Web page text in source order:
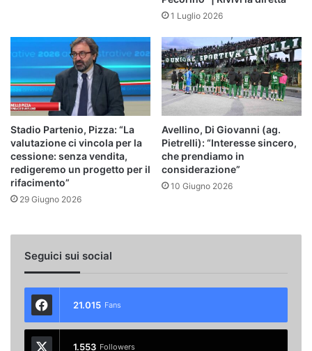
1 Luglio 2026
Stadio Partenio, Pizza: “La
valutazione ci vincola per la
cessione: senza vendita,
redigeremo un progetto per il
rifacimento”
29 Giugno 2026
Avellino, Di Giovanni (ag.
Pietrelli): “Interesse sincero,
che prendiamo in
considerazione”
10 Giugno 2026
Seguici sui social
21.015 Fans
1.553 Followers